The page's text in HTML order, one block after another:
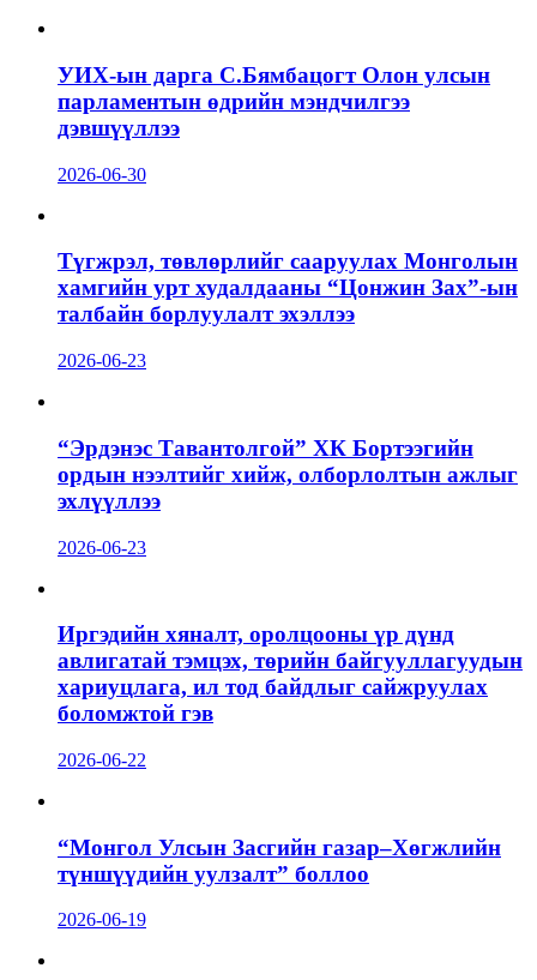
УИХ-ын дарга С.Бямбацогт Олон улсын
парламентын өдрийн мэндчилгээ
дэвшүүллээ
2026-06-30
Түгжрэл, төвлөрлийг сааруулах Монголын
хамгийн урт худалдааны “Цонжин Зах”-ын
талбайн борлуулалт эхэллээ
2026-06-23
“Эрдэнэс Тавантолгой” ХК Бортээгийн
ордын нээлтийг хийж, олборлолтын ажлыг
эхлүүллээ
2026-06-23
Иргэдийн хяналт, оролцооны үр дүнд
авлигатай тэмцэх, төрийн байгууллагуудын
хариуцлага, ил тод байдлыг сайжруулах
боломжтой гэв
2026-06-22
“Монгол Улсын Засгийн газар–Хөгжлийн
түншүүдийн уулзалт” боллоо
2026-06-19